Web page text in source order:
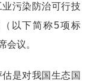
污染防治可行技
以下简称5项标
会议。
是对我国生态国